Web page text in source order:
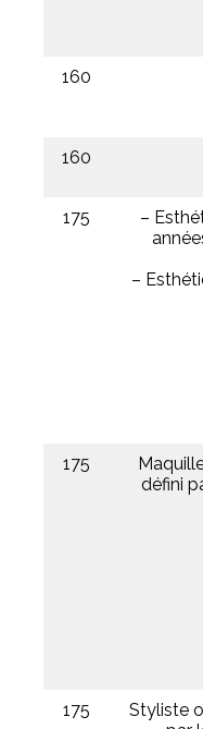
160
160
175
–
–
175
défini
175
Styliste